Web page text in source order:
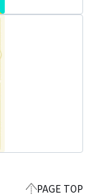
PAGE TOP